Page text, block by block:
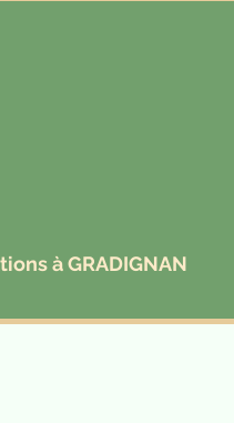
à GRADIGNAN